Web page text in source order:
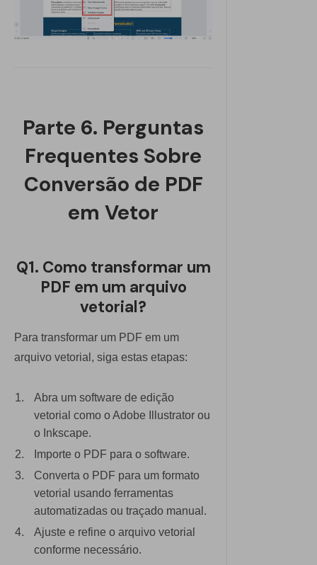
Parte 6. Perguntas
Frequentes Sobre
Conversão de PDF
em Vetor
Q1. Como transformar um
PDF em um arquivo
vetorial?
Para transformar um PDF em um
arquivo vetorial, siga estas etapas:
Abra um software de edição
vetorial como o Adobe Illustrator ou
o Inkscape.
Importe o PDF para o software.
Converta o PDF para um formato
vetorial usando ferramentas
automatizadas ou traçado manual.
Ajuste e refine o arquivo vetorial
conforme necessário.